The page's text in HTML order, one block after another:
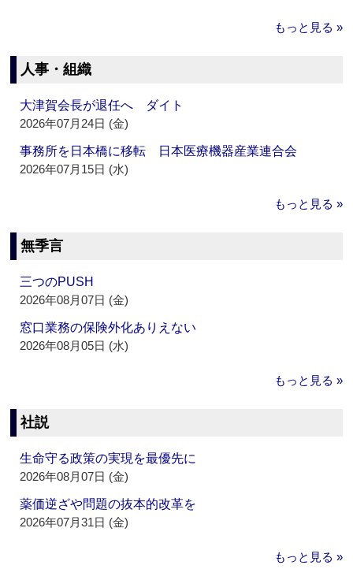
もっと見る »
人事・組織
大津賀会長が退任へ ダイト
2026年07月24日 (金)
事務所を日本橋に移転 日本医療機器産業連合会
2026年07月15日 (水)
もっと見る »
無季言
三つのPUSH
2026年08月07日 (金)
窓口業務の保険外化ありえない
2026年08月05日 (水)
もっと見る »
社説
生命守る政策の実現を最優先に
2026年08月07日 (金)
薬価逆ざや問題の抜本的改革を
2026年07月31日 (金)
もっと見る »